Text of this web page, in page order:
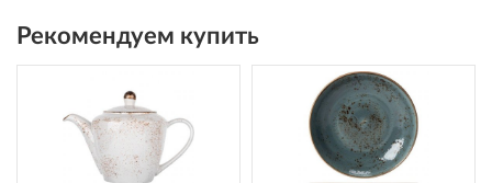
Рекомендуем купить